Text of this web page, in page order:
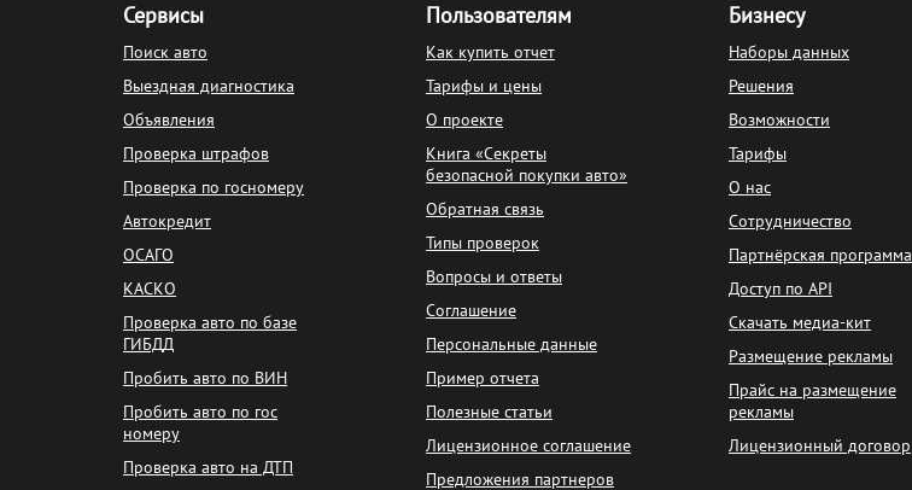
Сервисы
Поиск авто
Выездная диагностика
Объявления
Проверка штрафов
Проверка по госномеру
Автокредит
ОСАГО
КАСКО
Проверка авто по базе
ГИБДД
Пробить авто по ВИН
Пробить авто по гос
номеру
Проверка авто на ДТП
Пользователям
Как купить отчет
Тарифы и цены
О проекте
Книга «Секреты
безопасной покупки авто»
Обратная связь
Типы проверок
Вопросы и ответы
Соглашение
Персональные данные
Пример отчета
Полезные статьи
Лицензионное соглашение
Предложения партнеров
Бизнесу
Наборы данных
Решения
Возможности
Тарифы
О нас
Сотрудничество
Партнёрская программа
Доступ по API
Скачать медиа-кит
Размещение рекламы
Прайс на размещение
рекламы
Лицензионный договор